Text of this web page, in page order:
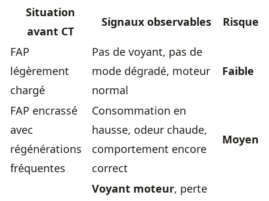
Situation
avant CT
Signaux observables Risque
FAP
légèrement
chargé
Pas de voyant, pas de
mode dégradé, moteur
normal
Faible
FAP encrassé
avec
régénérations
fréquentes
Consommation en
hausse, odeur chaude,
comportement encore
correct
Moyen
Voyant moteur, perte